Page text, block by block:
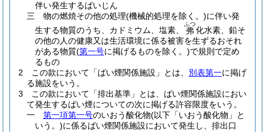
伴い発生するばいじん
三
物の燃焼その他の処理(機械的処理を除く。)に伴い発
生する物質のうち、カドミウム、塩素、
弗
ふつ
化水素、鉛そ
の他の人の健康又は生活環境に係る被害を生ずるおそれ
がある物質(第一号に掲げるものを除く。)で規則で定め
るもの
2
この款において「ばい煙関係施設」とは、 別表第一に掲げ
る施設をいう。
3
この款において「排出基準」とは、ばい煙関係施設におい
て発生するばい煙についての次に掲げる許容限度をいう。
一
第一項第一号のいおう酸化物(以下「いおう酸化物」と
いう。)に係るばい煙関係施設において発生し、排出口